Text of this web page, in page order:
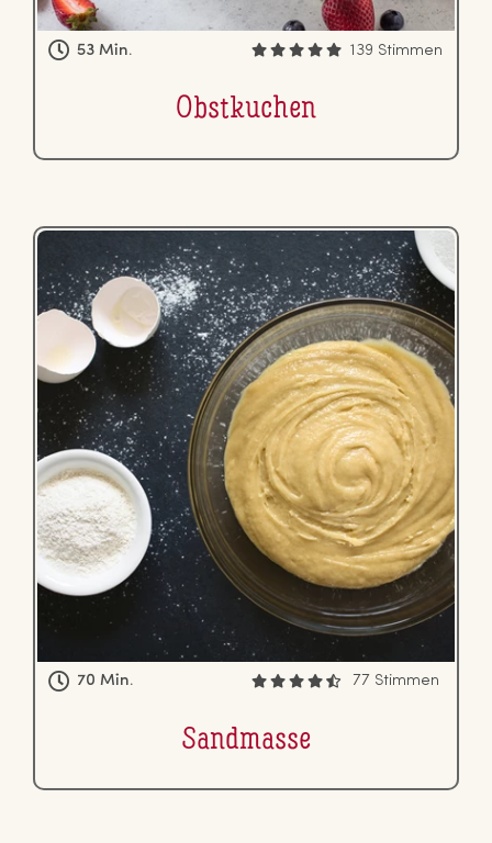
53 Min. 139 Stimmen
Obst­ku­chen
70 Min. 77 Stimmen
Sandmasse